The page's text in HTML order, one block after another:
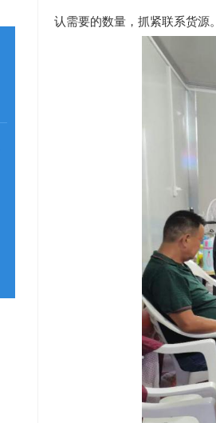
认需要的数量，抓紧联系货源。